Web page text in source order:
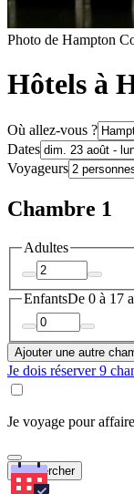
Photo de Hampton
Hôtels à
Où allez-vous ?
Dates
Voyageurs
Chambre 1
Adultes
EnfantsDe 0 à 17
Ajouter une autre
Je dois réserver 9
Je voyage pour
Rechercher